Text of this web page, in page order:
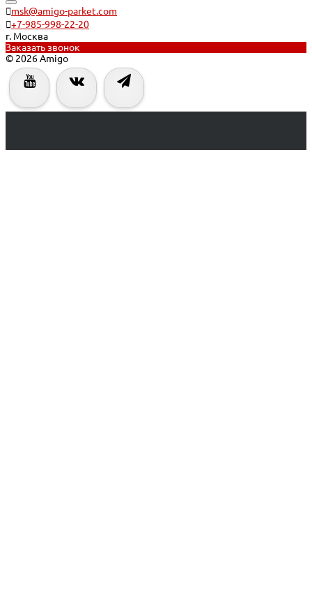
msk@amigo-parket.com
+7-985-998-22-20
г. Москва
Заказать звонок
© 2026 Amigo